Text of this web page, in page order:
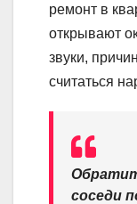
ремонт в
открывают
звуки,
считаться
соседи